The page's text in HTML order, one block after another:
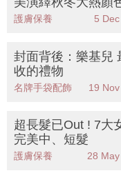
護膚保養 5
封面背後：樂基兒
收的禮物
名牌手袋配飾 19
超長髮已Out ! 7大
完美中、短髮
護膚保養 28